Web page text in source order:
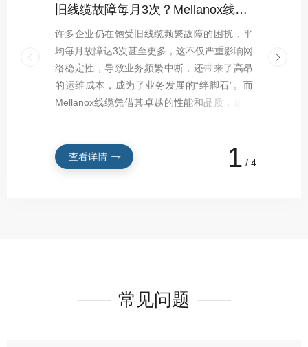
1 / 4
旧线缆故障每月3次？Mellanox线缆全年零故障，太省心！
许多企业仍在饱受旧线缆频繁故障的困扰，平
均每月故障达3次甚至更多，这不仅严重影响网
络稳定性，导致业务频繁中断，还带来了高昂
的运维成本，成为了业务发展的“绊脚石”。而
Mellanox线缆凭借其卓越的性能和品质，成为
为企业的稳定发展保驾护航，堪称网络运维领
域的...
查看详情
选型指南：Mellanox线缆带宽怎么选？看完这篇不纠结！
Mellanox线缆以其出色的性能在市场上备受青
睐，然而，面对多种带宽选择，如何挑选合适
的Mellanox线缆带宽，让不少用户感到困惑。
别担心，本文将为你详细介绍选型方法，让你
轻松做出正确决策。根据应用场景需求选型不
查看详情
技术揭秘：Mellanox线缆低延迟背后的“信号优化”黑科技！
Mellanox线缆凭借其卓越的低延迟特性，在众
多线缆产品中脱颖而出，成为数据中心、高性
能计算等场景的首选。那么，它究竟是依靠哪
些“信号优化”黑科技来实现低延迟的呢？让我
们一同深入揭秘。...
查看详情
采购内幕：Mellanox线缆验真3步走，假货休想蒙混过关！
在网络通信领域，Mellanox线缆凭借其卓越的
性能和稳定性，成为了众多数据中心和高性能
计算场景的首选。然而，随着其市场需求的不
断增长，假冒伪劣产品也如潮水般涌入市场。
这些假货不仅会严重影响网络传输质量，还可
查看详情
常见问题